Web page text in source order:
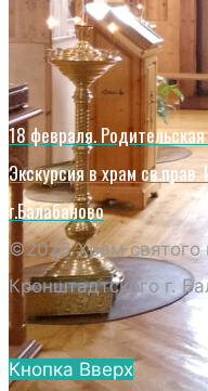
18 февраля.
Экскурсия в храм
г.Балабаново
©2026 Храм святого
Кронштадтского г.
Кнопка Вверх